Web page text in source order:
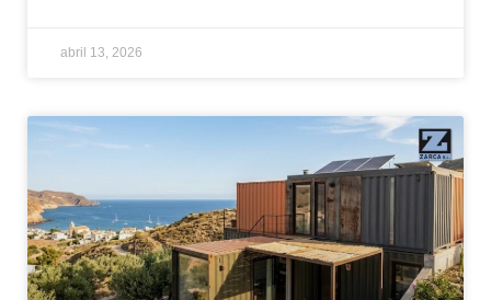
abril 13, 2026